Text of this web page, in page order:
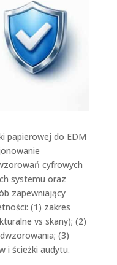
papierowej do EDM
cyfrowych
systemu oraz
zapewniający
(1) zakres
vs skany); (2)
(3)
i ścieżki audytu.